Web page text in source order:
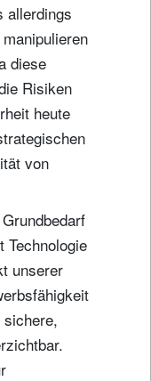
allerdings
diese
Risiken
heute
von
unserer